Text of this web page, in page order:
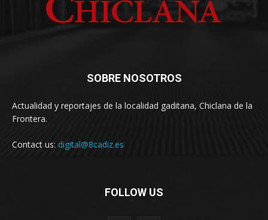
SOBRE NOSOTROS
Actualidad y reportajes de la localidad gaditana, Chiclana de la
Frontera.
Contact us: digital@8cadiz.es
FOLLOW US